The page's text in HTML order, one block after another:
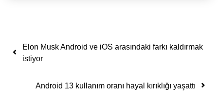
Yazı dolaşımı
Elon Musk Android ve iOS arasındaki farkı kaldırmak
istiyor
Android 13 kullanım oranı hayal kırıklığı yaşattı